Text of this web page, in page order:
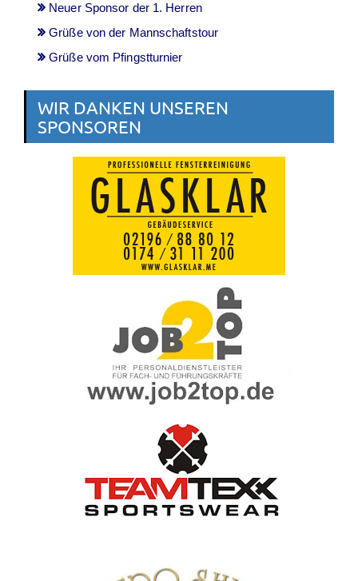
Neuer Sponsor der 1. Herren
Grüße von der Mannschaftstour
Grüße vom Pfingstturnier
WIR DANKEN UNSEREN
SPONSOREN